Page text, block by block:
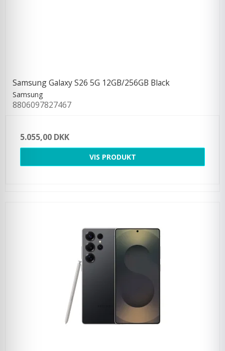
Samsung Galaxy S26 5G 12GB/256GB Black
Samsung
8806097827467
5.055,00 DKK
VIS PRODUKT